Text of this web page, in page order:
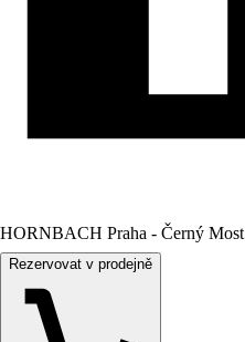
HORNBACH Praha - Černý Most
Rezervovat v prodejně